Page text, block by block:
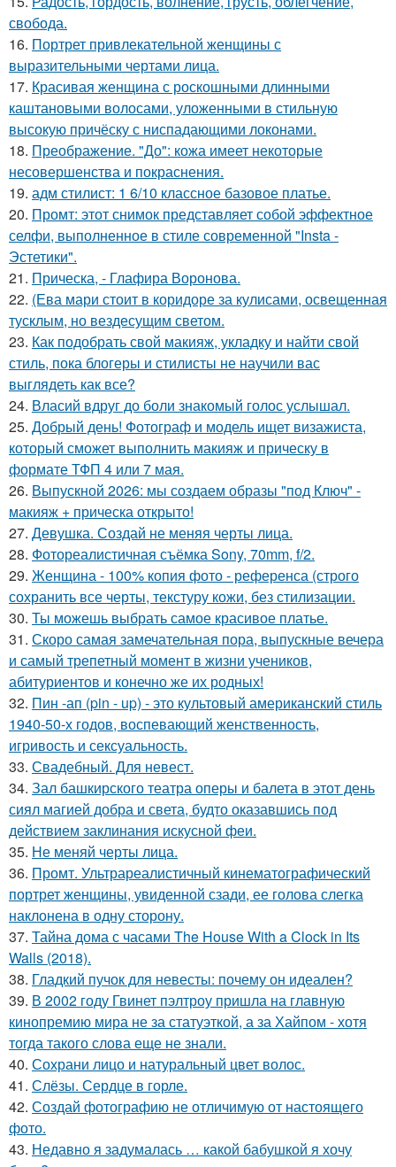
свобода.
16. Портрет привлекательной женщины с
выразительными чертами лица.
17. Красивая женщина с роскошными длинными
каштановыми волосами, уложенными в стильную
высокую причёску с ниспадающими локонами.
18. Преображение. "До": кожа имеет некоторые
несовершенства и покраснения.
19. адм стилист: 1 6/10 классное базовое платье.
20. Промт: этот снимок представляет собой эффектное
селфи, выполненное в стиле современной "Insta -
Эстетики".
21. Прическа, - Глафира Воронова.
22. (Ева мари стоит в коридоре за кулисами, освещенная
тусклым, но вездесущим светом.
23. Как подобрать свой макияж, укладку и найти свой
стиль, пока блогеры и стилисты не научили вас
выглядеть как все?
24. Власий вдруг до боли знакомый голос услышал.
25. Добрый день! Фотограф и модель ищет визажиста,
который сможет выполнить макияж и прическу в
формате ТФП 4 или 7 мая.
26. Выпускной 2026: мы создаем образы "под Ключ" -
макияж + прическа открыто!
27. Девушка. Создай не меняя черты лица.
28. Фотореалистичная съёмка Sony, 70mm, f/2.
29. Женщина - 100% копия фото - референса (строго
сохранить все черты, текстуру кожи, без стилизации.
30. Ты можешь выбрать самое красивое платье.
31. Скоро самая замечательная пора, выпускные вечера
и самый трепетный момент в жизни учеников,
абитуриентов и конечно же их родных!
32. Пин -ап (pin - up) - это культовый американский стиль
1940-50-х годов, воспевающий женственность,
игривость и сексуальность.
33. Свадебный. Для невест.
34. Зал башкирского театра оперы и балета в этот день
сиял магией добра и света, будто оказавшись под
действием заклинания искусной феи.
35. Не меняй черты лица.
36. Промт. Ультрареалистичный кинематографический
портрет женщины, увиденной сзади, ее голова слегка
наклонена в одну сторону.
37. Тайна дома с часами The House With a Clock in Its
Walls (2018).
38. Гладкий пучок для невесты: почему он идеален?
39. В 2002 году Гвинет пэлтроу пришла на главную
кинопремию мира не за статуэткой, а за Хайпом - хотя
тогда такого слова еще не знали.
40. Сохрани лицо и натуральный цвет волос.
41. Слёзы. Сердце в горле.
42. Создай фотографию не отличимую от настоящего
фото.
43. Недавно я задумалась … какой бабушкой я хочу